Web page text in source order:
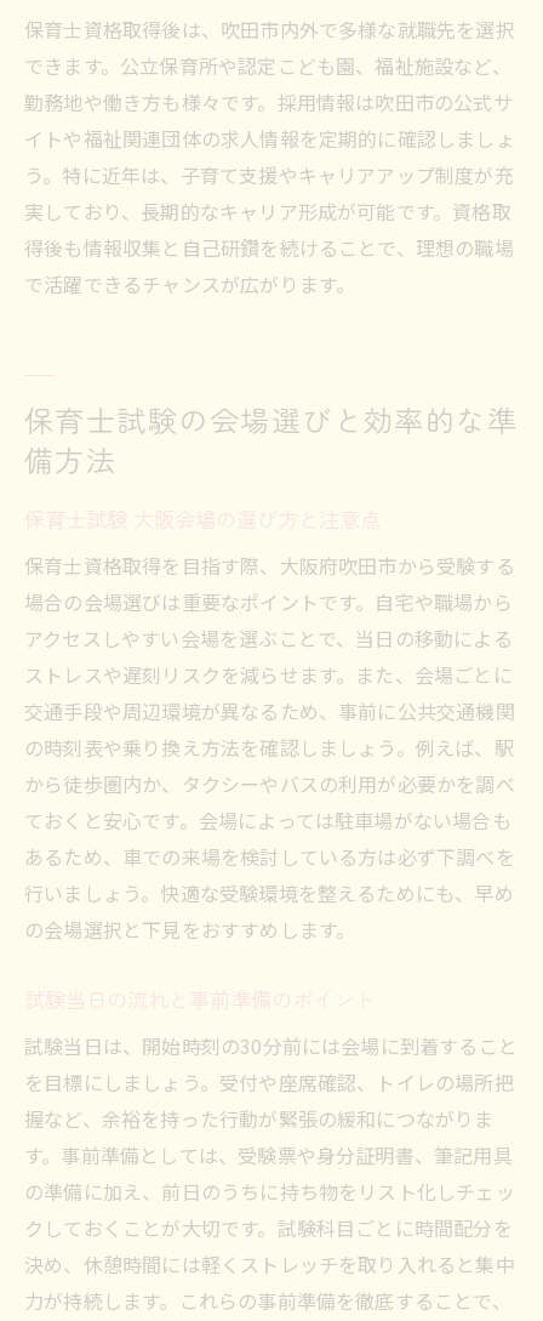
保育士資格取得後は、吹田市内外で多様な就職先を選択
できます。公立保育所や認定こども園、福祉施設など、
勤務地や働き方も様々です。採用情報は吹田市の公式サ
イトや福祉関連団体の求人情報を定期的に確認しましょ
う。特に近年は、子育て支援やキャリアアップ制度が充
実しており、長期的なキャリア形成が可能です。資格取
得後も情報収集と自己研鑽を続けることで、理想の職場
で活躍できるチャンスが広がります。
保育士試験の会場選びと効率的な準
備方法
保育士試験 大阪会場の選び方と注意点
保育士資格取得を目指す際、大阪府吹田市から受験する
場合の会場選びは重要なポイントです。自宅や職場から
アクセスしやすい会場を選ぶことで、当日の移動による
ストレスや遅刻リスクを減らせます。また、会場ごとに
交通手段や周辺環境が異なるため、事前に公共交通機関
の時刻表や乗り換え方法を確認しましょう。例えば、駅
から徒歩圏内か、タクシーやバスの利用が必要かを調べ
ておくと安心です。会場によっては駐車場がない場合も
あるため、車での来場を検討している方は必ず下調べを
行いましょう。快適な受験環境を整えるためにも、早め
の会場選択と下見をおすすめします。
試験当日の流れと事前準備のポイント
試験当日は、開始時刻の30分前には会場に到着すること
を目標にしましょう。受付や座席確認、トイレの場所把
握など、余裕を持った行動が緊張の緩和につながりま
す。事前準備としては、受験票や身分証明書、筆記用具
の準備に加え、前日のうちに持ち物をリスト化しチェッ
クしておくことが大切です。試験科目ごとに時間配分を
決め、休憩時間には軽くストレッチを取り入れると集中
力が持続します。これらの事前準備を徹底することで、